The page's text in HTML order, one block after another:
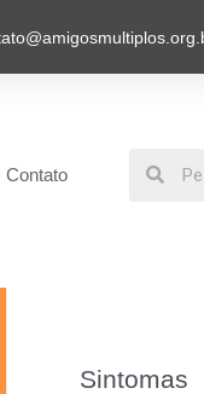
Contato
Sintomas